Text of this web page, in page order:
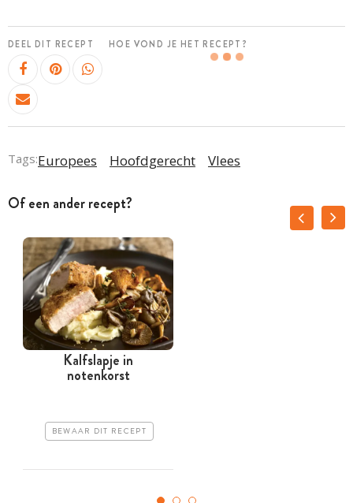
DEEL DIT RECEPT HOE VOND JE HET RECEPT?
Tags:Europees Hoofdgerecht Vlees
Of een ander recept?
Kalfslapje in
notenkorst
BEWAAR DIT RECEPT